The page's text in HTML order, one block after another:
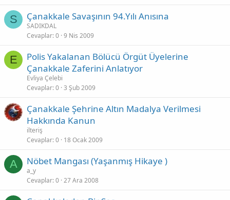
S Çanakkale Savaşının 94.Yılı Anısına
SADIKDAL
Cevaplar 0 9 Nis 2009
E
Polis Yakalanan Bölücü Örgüt Üyelerine
Çanakkale Zaferini Anlatıyor
Evliya Çelebi
Cevaplar 0 3 Şub 2009
Çanakkale Şehrine Altın Madalya Verilmesi
Hakkında Kanun
ilteriş
Cevaplar 0 18 Ocak 2009
A Nöbet Mangası (Yaşanmış Hikaye )
a_y
Cevaplar 0 27 Ara 2008